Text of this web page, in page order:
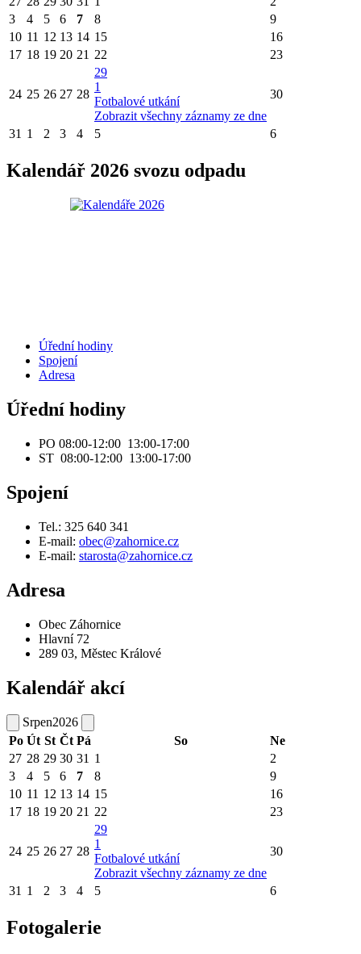
3
4 5 6 7 8
9
10 11 12 13 14 15
16
17 18 19 20 21 22 23
24 25 26 27 28
29
1
Fotbalové utkání
Zobrazit všechny záznamy ze dne
30
31 1 2 3 4 5 6
Kalendář 2026 svozu odpadu
Úřední hodiny
Spojení
Adresa
Úřední hodiny
PO 08:00-12:00 13:00-17:00
ST 08:00-12:00 13:00-17:00
Spojení
Tel.: 325 640 341
E-mail: obec@zahornice.cz
E-mail: starosta@zahornice.cz
Adresa
Obec Záhornice
Hlavní 72
289 03, Městec Králové
Kalendář akcí
Srpen2026
Po Út St Čt Pá So
Ne
27 28 29 30 31 1
2
3
4 5 6 7 8
9
10 11 12 13 14 15
16
17 18 19 20 21 22 23
24 25 26 27 28
29
1
Fotbalové utkání
Zobrazit všechny záznamy ze dne
30
31 1 2 3 4 5 6
Fotogalerie